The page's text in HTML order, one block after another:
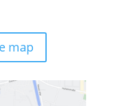
map